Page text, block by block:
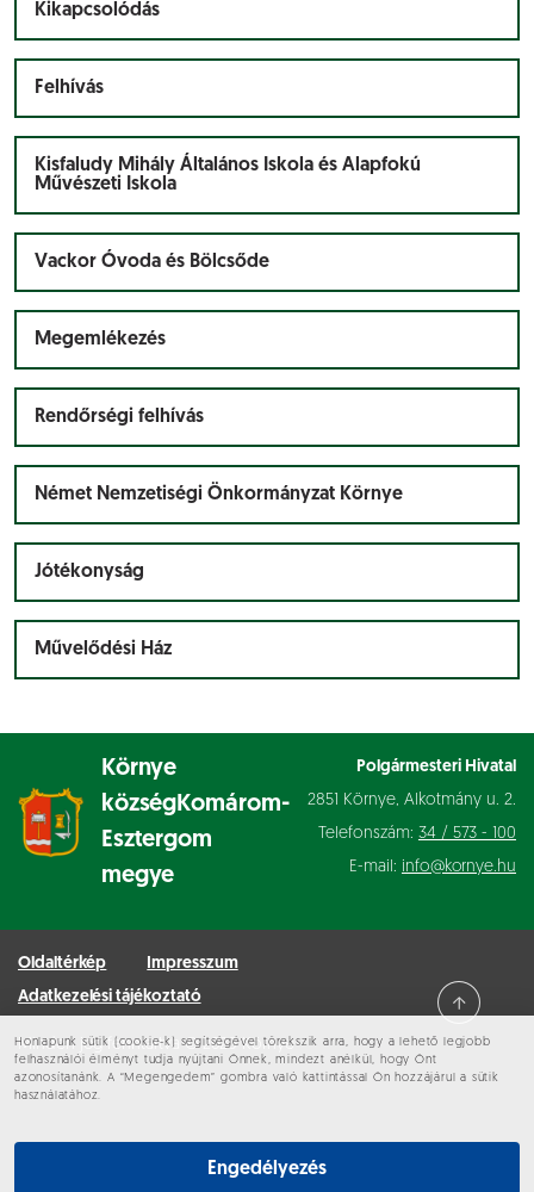
Honlapunk sütik (cookie-k) segítségével törekszik arra, hogy a lehető legjobb
felhasználói élményt tudja nyújtani Önnek, mindezt anélkül, hogy Önt
azonosítanánk. A “Megengedem” gombra való kattintással Ön hozzájárul a sütik
használatához.
Engedélyezés
Kikapcsolódás
Felhívás
Kisfaludy Mihály Általános Iskola és Alapfokú
Művészeti Iskola
Vackor Óvoda és Bölcsőde
Megemlékezés
Rendőrségi felhívás
Német Nemzetiségi Önkormányzat Környe
Jótékonyság
Művelődési Ház
Környe
községKomárom-
Esztergom
megye
Polgármesteri Hivatal
2851 Környe, Alkotmány u. 2.
Telefonszám: 34 / 573 - 100
E-mail: info@kornye.hu
Oldaltérkép
Impresszum
Adatkezelési tájékoztató
Minden jog fenntartva © 2026 Környe